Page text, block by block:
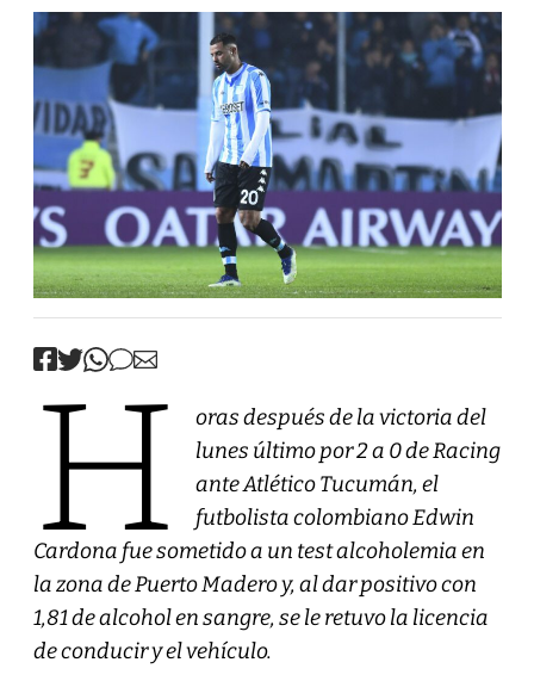
H
oras después de la victoria del
lunes último por 2 a 0 de Racing
ante Atlético Tucumán, el
futbolista colombiano Edwin
Cardona fue sometido a un test alcoholemia en
la zona de Puerto Madero y, al dar positivo con
1,81 de alcohol en sangre, se le retuvo la licencia
de conducir y el vehículo.